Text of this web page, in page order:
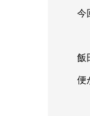
今
飯
便